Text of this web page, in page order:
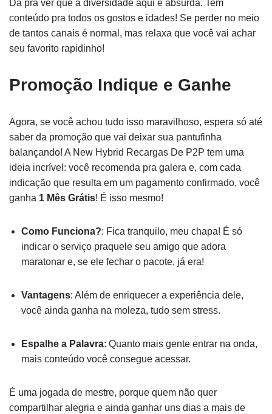
Dá pra ver que a diversidade aqui é absurda. Tem
conteúdo pra todos os gostos e idades! Se perder no meio
de tantos canais é normal, mas relaxa que você vai achar
seu favorito rapidinho!
Promoção Indique e Ganhe
Agora, se você achou tudo isso maravilhoso, espera só até
saber da promoção que vai deixar sua pantufinha
balançando! A New Hybrid Recargas De P2P tem uma
ideia incrível: você recomenda pra galera e, com cada
indicação que resulta em um pagamento confirmado, você
ganha 1 Mês Grátis! É isso mesmo!
Como Funciona?: Fica tranquilo, meu chapa! É só
indicar o serviço praquele seu amigo que adora
maratonar e, se ele fechar o pacote, já era!
Vantagens: Além de enriquecer a experiência dele,
você ainda ganha na moleza, tudo sem stress.
Espalhe a Palavra: Quanto mais gente entrar na onda,
mais conteúdo você consegue acessar.
É uma jogada de mestre, porque quem não quer
compartilhar alegria e ainda ganhar uns dias a mais de